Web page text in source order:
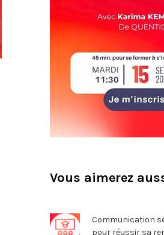
Vous aimerez
Communication
pour réussir sa